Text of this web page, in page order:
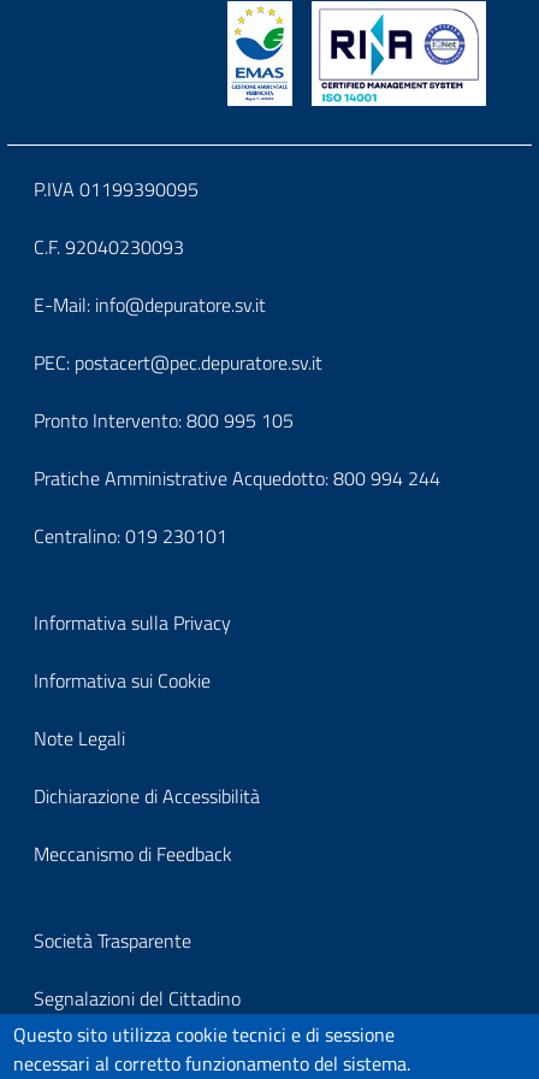
al
dei
dati
logoeintestazionedelsito
Block
it-
block-
footerindirizzo
P.IVA 01199390095
C.F. 92040230093
Block
it-
block-
footercontatti
E-Mail: info@depuratore.sv.it
PEC: postacert@pec.depuratore.sv.it
Pronto Intervento:800 995 105
Pratiche Amministrative Acquedotto:800 994 244
Centralino:019 230101
Block
it-
block-
footerprivacy
Informativa sulla Privacy
Informativa sui Cookie
Note Legali
Dichiarazione di Accessibilità
Meccanismo di Feedback
Block
it-
block-
Società Trasparente
Segnalazioni del Cittadino
Per segnalazioni all'Organo Di Vigilanza
Questo sito utilizza cookie tecnici e di sessione
necessari al corretto funzionamento del sistema.